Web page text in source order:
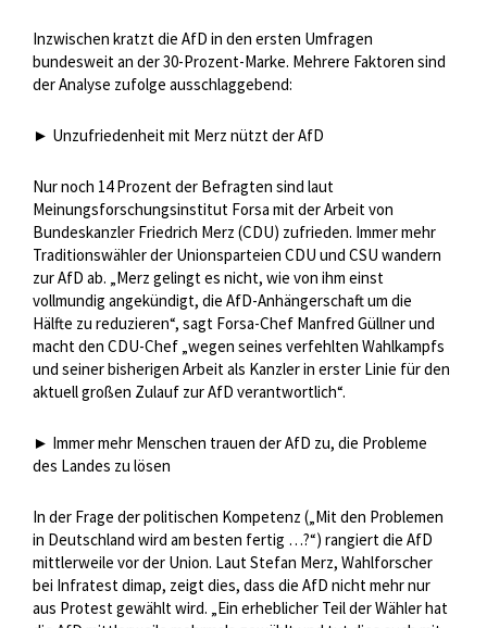
Inzwischen kratzt die AfD in den ersten Umfragen
bundesweit an der 30-Prozent-Marke. Mehrere Faktoren sind
der Analyse zufolge ausschlaggebend:
► Unzufriedenheit mit Merz nützt der AfD
Nur noch 14 Prozent der Befragten sind laut
Meinungsforschungsinstitut Forsa mit der Arbeit von
Bundeskanzler Friedrich Merz (CDU) zufrieden. Immer mehr
Traditionswähler der Unionsparteien CDU und CSU wandern
zur AfD ab. „Merz gelingt es nicht, wie von ihm einst
vollmundig angekündigt, die AfD-Anhängerschaft um die
Hälfte zu reduzieren“, sagt Forsa-Chef Manfred Güllner und
macht den CDU-Chef „wegen seines verfehlten Wahlkampfs
und seiner bisherigen Arbeit als Kanzler in erster Linie für den
aktuell großen Zulauf zur AfD verantwortlich“.
► Immer mehr Menschen trauen der AfD zu, die Probleme
des Landes zu lösen
In der Frage der politischen Kompetenz („Mit den Problemen
in Deutschland wird am besten fertig …?“) rangiert die AfD
mittlerweile vor der Union. Laut Stefan Merz, Wahlforscher
bei Infratest dimap, zeigt dies, dass die AfD nicht mehr nur
aus Protest gewählt wird. „Ein erheblicher Teil der Wähler hat